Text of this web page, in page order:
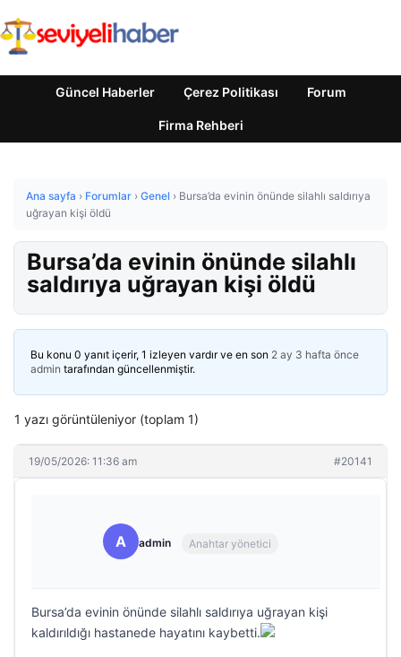
Güncel Haberler Çerez Politikası Forum
Firma Rehberi
Ana sayfa › Forumlar › Genel › Bursa’da evinin önünde silahlı saldırıya
uğrayan kişi öldü
Bursa’da evinin önünde silahlı
saldırıya uğrayan kişi öldü
Bu konu 0 yanıt içerir, 1 izleyen vardır ve en son 2 ay 3 hafta önce
admin tarafından güncellenmiştir.
1 yazı görüntüleniyor (toplam 1)
19/05/2026: 11:36 am #20141
A admin Anahtar yönetici
Bursa’da evinin önünde silahlı saldırıya uğrayan kişi
kaldırıldığı hastanede hayatını kaybetti.